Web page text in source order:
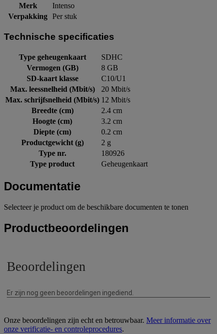
Merk
Intenso
Verpakking Per stuk
Technische specificaties
Type geheugenkaart
SDHC
Vermogen (GB)
8 GB
SD-kaart klasse
C10/U1
Max. leessnelheid (Mbit/s)
20 Mbit/s
Max. schrijfsnelheid (Mbit/s) 12 Mbit/s
Breedte (cm)
2.4 cm
Hoogte (cm)
3.2 cm
Diepte (cm)
0.2 cm
Productgewicht (g)
2 g
Type nr.
180926
Type product
Geheugenkaart
Documentatie
Selecteer je product om de beschikbare documenten te tonen
Productbeoordelingen
Onze beoordelingen zijn echt en betrouwbaar. Meer informatie over
onze verificatie- en controleprocedures.